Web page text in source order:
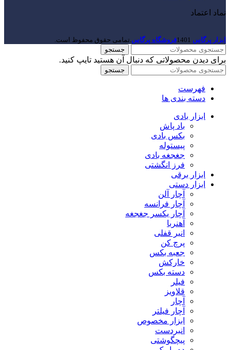
نماد اعتماد
ابزار پرگاس 1401فروشگاه پرگاس.تمامی حقوق محفوظ است.
جستجو
برای دیدن محصولاتی که دنبال آن هستید تایپ کنید.
جستجو
فهرست
دسته بندی ها
ابزار بادی
باد پاش
بکس بادی
پیستوله
جغجغه بادی
فرز انگشتی
ابزار برقی
ابزار دستی
آچار آلن
آچار فرانسه
آچار یکسر جغجغه
آهنربا
انبر قفلی
پرچ کن
جعبه بکس
خارکش
دسته بکس
فیلر
قلاویز
آچار
آچار فیلتر
ابزار مخصوص
انبردست
پیچگوشتی